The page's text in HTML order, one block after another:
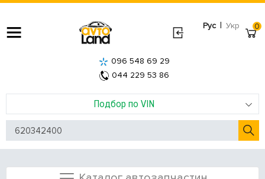
Рус | Укр
Подбор по VIN
096 548 69 29
044 229 53 86
0